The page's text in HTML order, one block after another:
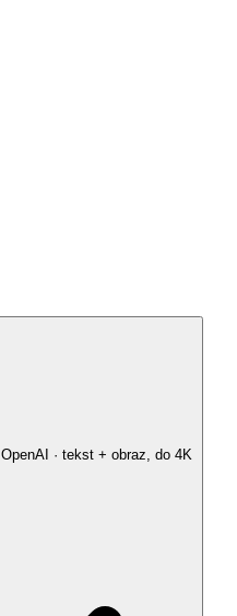
OpenAI · tekst + obraz, do 4K